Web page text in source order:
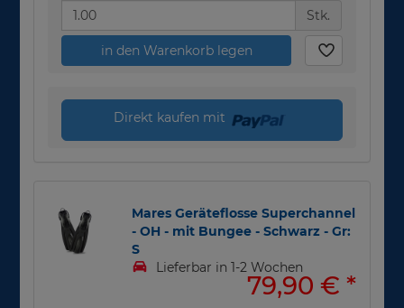
Stk.
in den Warenkorb legen
Direkt kaufen mit
Mares Geräteflosse Superchannel
- OH - mit Bungee - Schwarz - Gr:
S
Lieferbar in 1-2 Wochen
79,90 € *